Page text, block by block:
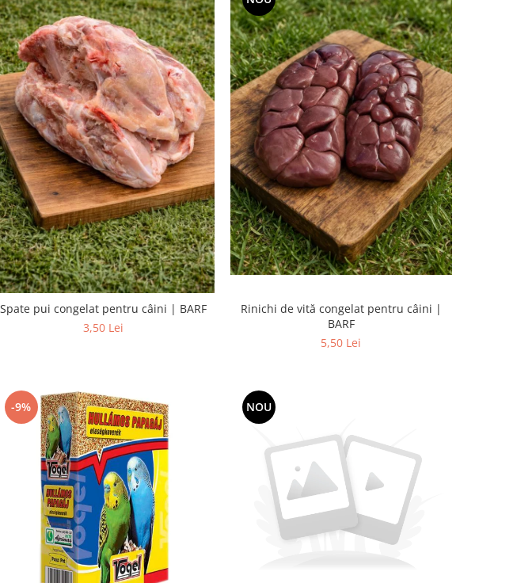
Spate pui congelat pentru câini | BARF
3,50 Lei
Rinichi de vită congelat pentru câini |
BARF
5,50 Lei
-9% NOU